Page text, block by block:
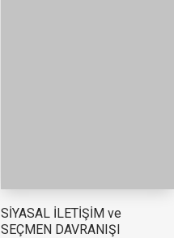
SİYASAL İLETİŞİM ve
SEÇMEN DAVRANIŞI